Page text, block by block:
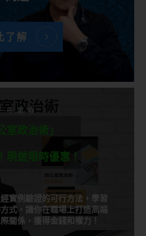
了解
呼萬喚
室政治術」
現做限時優惠！
實例驗證的可行方法，學習
式，讓你在職場上打造高端
關係，獲得金錢和權力！